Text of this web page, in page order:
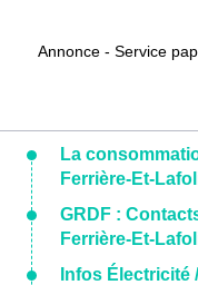
Annonce - Service
La
Ferrière-Et-
GRDF :
Ferrière-Et-
Infos Électricité